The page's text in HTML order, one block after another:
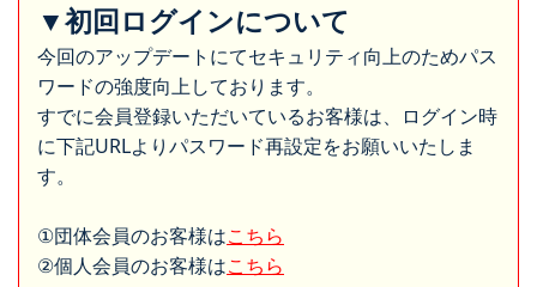
▼初回ログインについて
今回のアップデートにてセキュリティ向上のためパス
ワードの強度向上しております。
すでに会員登録いただいているお客様は、ログイン時
に下記URLよりパスワード再設定をお願いいたしま
す。
①団体会員のお客様はこちら
②個人会員のお客様はこちら